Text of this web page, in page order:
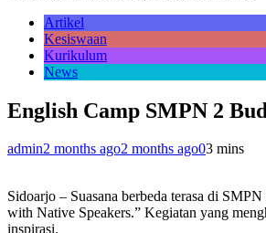
Artikel
Kesiswaan
Kurikulum
News
English Camp SMPN 2
admin2 months ago2 months ago03 mins
Sidoarjo – Suasana berbeda terasa di
with Native Speakers.” Kegiatan yang
inspirasi.